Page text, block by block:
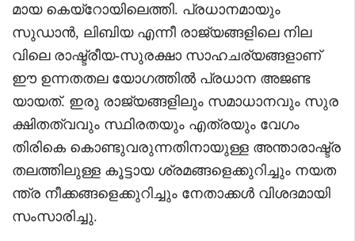
മായ കെയ്റോയിലെത്തി. പ്രധാനമായും
സുഡാൻ, ലിബിയ എന്നീ രാജ്യങ്ങളിലെ നില
വിലെ രാഷ്ട്രീയ-സുരക്ഷാ സാഹചര്യങ്ങളാണ്
ഈ ഉന്നതതല യോഗത്തിൽ പ്രധാന അജണ്ട
യായത്. ഇരു രാജ്യങ്ങളിലും സമാധാനവും സുര
ക്ഷിതത്വവും സ്ഥിരതയും എത്രയും വേഗം
തിരികെ കൊണ്ടുവരുന്നതിനായുള്ള അന്താരാഷ്ട്ര
തലത്തിലുള്ള കൂട്ടായ ശ്രമങ്ങളെക്കുറിച്ചും നയത
ന്ത്ര നീക്കങ്ങളെക്കുറിച്ചും നേതാക്കൾ വിശദമായി
സംസാരിച്ചു.